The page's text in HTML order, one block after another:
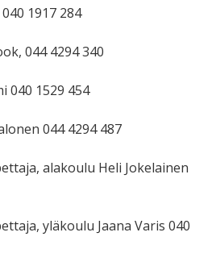
1917 284
044 4294 340
040 1529 454
044 4294 487
alakoulu Heli Jokelainen
yläkoulu Jaana Varis 040